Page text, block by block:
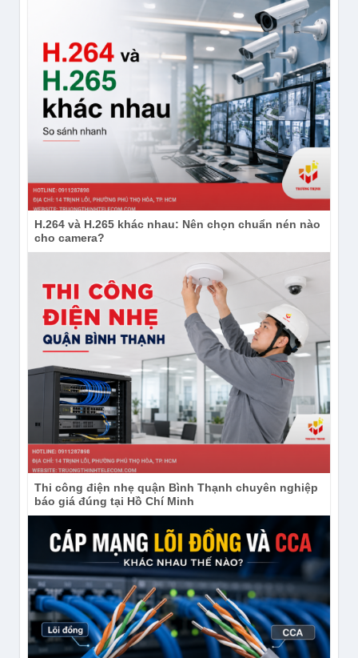
H.264 và H.265 khác nhau: Nên chọn chuẩn nén nào
cho camera?
Thi công điện nhẹ quận Bình Thạnh chuyên nghiệp
báo giá đúng tại Hồ Chí Minh